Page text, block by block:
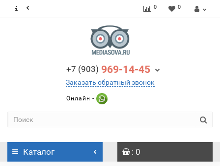
0 0
+7 (903) 969-14-45
Заказать обратный звонок
Онлайн -
Каталог : 0